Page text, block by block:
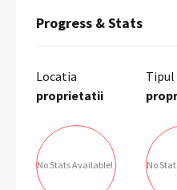
Progress & Stats
Locatia
proprietatii
No Stats Available!
Tipul
No